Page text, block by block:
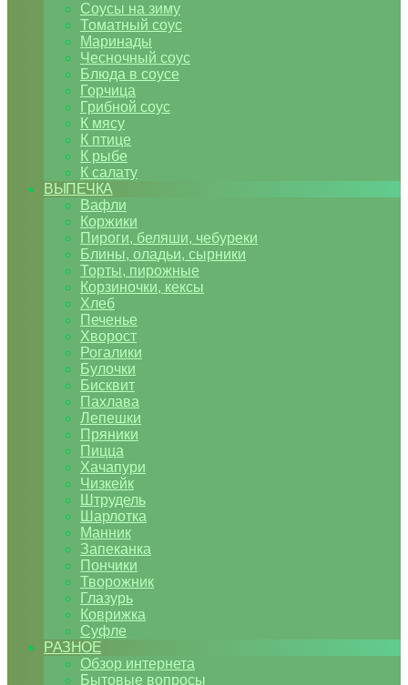
Соусы на зиму
Томатный соус
Маринады
Чесночный соус
Блюда в соусе
Горчица
Грибной соус
К мясу
К птице
К рыбе
К салату
ВЫПЕЧКА
Вафли
Коржики
Пироги, беляши, чебуреки
Блины, оладьи, сырники
Торты, пирожные
Корзиночки, кексы
Хлеб
Печенье
Хворост
Рогалики
Булочки
Бисквит
Пахлава
Лепешки
Пряники
Пицца
Хачапури
Чизкейк
Штрудель
Шарлотка
Манник
Запеканка
Пончики
Творожник
Глазурь
Коврижка
Суфле
РАЗНОЕ
Обзор интернета
Бытовые вопросы